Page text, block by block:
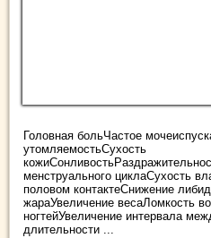
Головная больЧастое
утомляемостьСухость
менструального циклаСухость
половом контактеСнижение
жараУвеличение весаЛомкость
ногтейУвеличение интервала
длительности ...